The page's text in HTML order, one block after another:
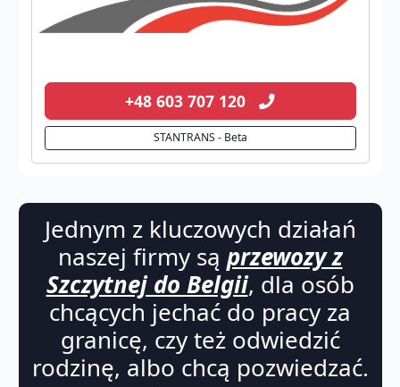
+48 603 707 120
STANTRANS - Beta
Jednym z kluczowych działań
naszej firmy są przewozy z
Szczytnej do Belgii, dla osób
chcących jechać do pracy za
granicę, czy też odwiedzić
rodzinę, albo chcą pozwiedzać.